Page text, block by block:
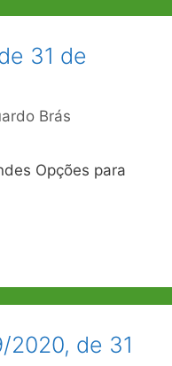
31 de
Brás
Opções para
2020, de 31